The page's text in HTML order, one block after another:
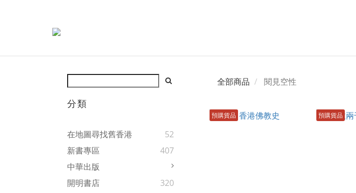
分類
在地圖尋找舊香港
52
新書專區
407
中華出版
開明書店
320
全部商品 閱見空性
預購貨品 預購貨品